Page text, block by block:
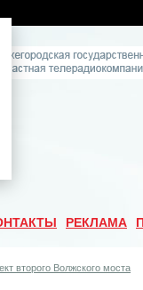
РЕКЛАМА
второго Волжского моста